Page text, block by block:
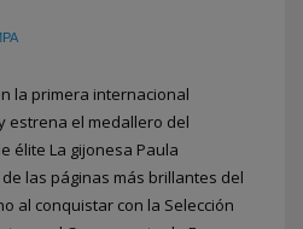
la primera internacional
estrena el medallero del
élite La gijonesa Paula
las páginas más brillantes del
al conquistar con la Selección